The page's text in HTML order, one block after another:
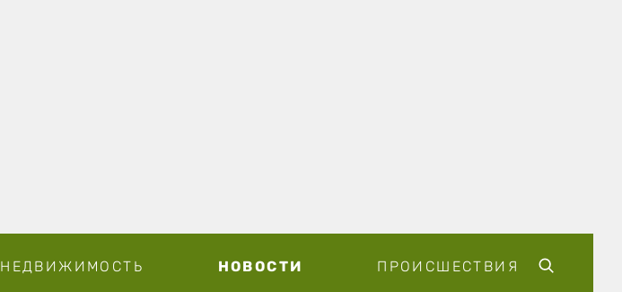
НЕДВИЖИМОСТЬ НОВОСТИ ПРОИСШЕСТВИЯ